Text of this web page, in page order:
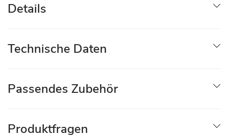
Details
Technische Daten
Passendes Zubehör
Produktfragen